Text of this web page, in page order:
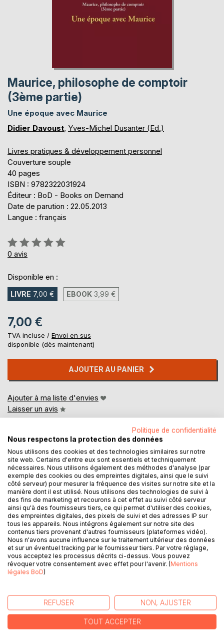
Maurice, philosophe de comptoir
(3ème partie)
Une époque avec Maurice
Didier Davoust Yves-Michel Dusanter (Ed.)
Livres pratiques & développement personnel
Couverture souple
40 pages
ISBN : 9782322031924
Éditeur : BoD - Books on Demand
Date de parution : 22.05.2013
Langue : français
Évaluation:
0%
0 avis
Disponible en :
LIVRE 7,00 € EBOOK 3,99 €
7,00 €
TVA incluse / Envoi en sus
disponible (dès maintenant)
AJOUTER AU PANIER
Ajouter à ma liste d'envies
Laisser un avis
DESCRIPTION
Accompagnez encore Maurice et ses amis au comptoir du
café tabac de la mairie d’Aubervilliers, de juin 2002 à
Décembre 2002 et buvez et discutez avec eux pour
l’apéro ! Il s’y passe toujours autant de choses, échanges,
joutes verbales et rhétoriques de comptoir aussi vraies que
réelles ! Toutes, animées par Maurice, sage, philosophe
(de comptoir), psychologue, sociologue, anthropologue du
pour élever le débat...
AUTEUR(S)
Politique de confidentialité
Nous respectons la protection des données
Nous utilisons des cookies et des technologies similaires sur notre
site web. Certains d'entre eux sont essentiels et techniquement
nécessaires. Nous utilisons également des méthodes d'analyse (par
exemple des cookies ou des empreintes digitales, ainsi que le suivi
côté serveur) pour mesurer la fréquence des visites sur notre site et la
manière dont il est utilisé. Nous utilisons des technologies de suivi à
des fins de marketing et recourons à cet effet au suivi côté serveur
ainsi qu'à des fournisseurs tiers, ce qui permet d'utiliser des cookies,
des empreintes digitales, des pixels de suivi et des adresses IP sur
tous les appareils. Nous intégrons également sur notre site des
contenus tiers provenant d'autres fournisseurs (plateformes vidéo).
Nous n'avons aucune influence sur le traitement ultérieur des données
et sur un éventuel tracking par le fournisseur tiers. Par votre réglage,
vous acceptez les processus décrits ci-dessus. Vous pouvez
révoquer votre consentement avec effet pour l'avenir. (Mentions
légales BoD)
REFUSER NON, AJUSTER
TOUT ACCEPTER